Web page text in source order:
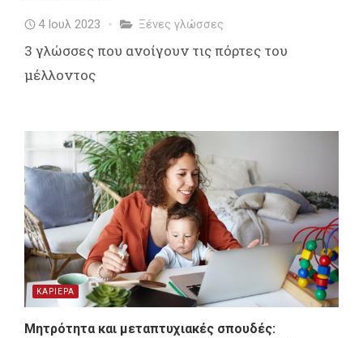
4 Ιουλ 2023 Ξένες γλώσσες
3 γλώσσες που ανοίγουν τις πόρτες του
μέλλοντος
ΚΑΡΙΕΡΑ
Μητρότητα και μεταπτυχιακές σπουδές: